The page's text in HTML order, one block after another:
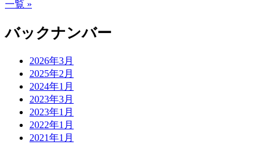
一覧 »
バックナンバー
2026年3月
2025年2月
2024年1月
2023年3月
2023年1月
2022年1月
2021年1月